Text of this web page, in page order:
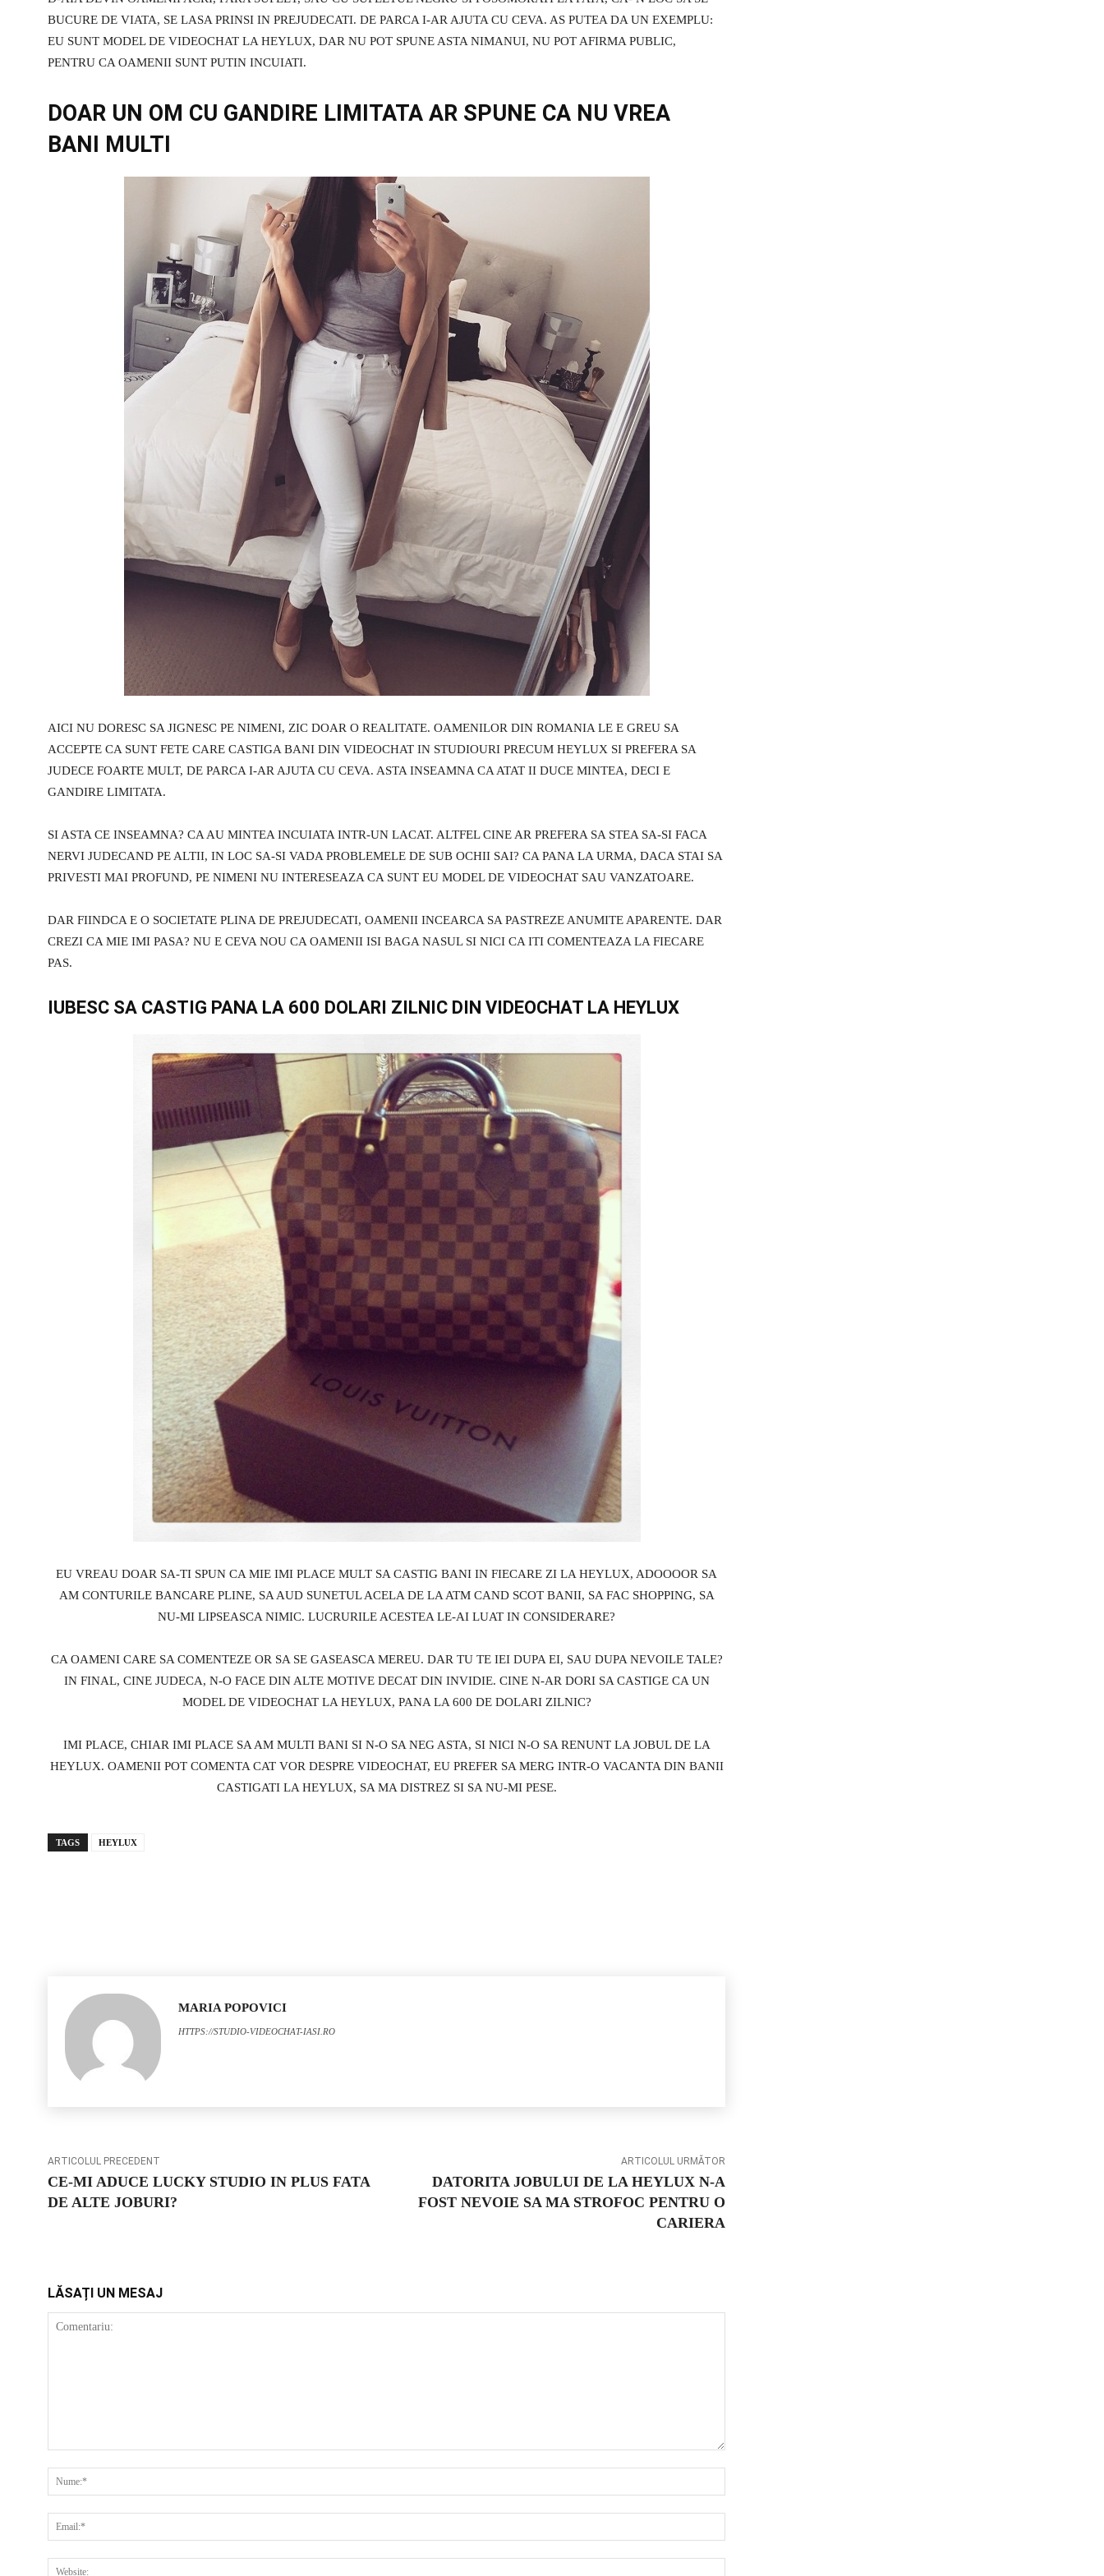
BUCURE DE VIATA, SE LASA PRINSI IN PREJUDECATI. DE PARCA I-AR AJUTA CU CEVA. AS PUTEA DA UN EXEMPLU:
EU SUNT MODEL DE VIDEOCHAT LA HEYLUX, DAR NU POT SPUNE ASTA NIMANUI, NU POT AFIRMA PUBLIC,
PENTRU CA OAMENII SUNT PUTIN INCUIATI.
DOAR UN OM CU GANDIRE LIMITATA AR SPUNE CA NU VREA
BANI MULTI
AICI NU DORESC SA JIGNESC PE NIMENI, ZIC DOAR O REALITATE. OAMENILOR DIN ROMANIA LE E GREU SA
ACCEPTE CA SUNT FETE CARE CASTIGA BANI DIN VIDEOCHAT IN STUDIOURI PRECUM HEYLUX SI PREFERA SA
JUDECE FOARTE MULT, DE PARCA I-AR AJUTA CU CEVA. ASTA INSEAMNA CA ATAT II DUCE MINTEA, DECI E
GANDIRE LIMITATA.
SI ASTA CE INSEAMNA? CA AU MINTEA INCUIATA INTR-UN LACAT. ALTFEL CINE AR PREFERA SA STEA SA-SI FACA
NERVI JUDECAND PE ALTII, IN LOC SA-SI VADA PROBLEMELE DE SUB OCHII SAI? CA PANA LA URMA, DACA STAI SA
PRIVESTI MAI PROFUND, PE NIMENI NU INTERESEAZA CA SUNT EU MODEL DE VIDEOCHAT SAU VANZATOARE.
DAR FIINDCA E O SOCIETATE PLINA DE PREJUDECATI, OAMENII INCEARCA SA PASTREZE ANUMITE APARENTE. DAR
CREZI CA MIE IMI PASA? NU E CEVA NOU CA OAMENII ISI BAGA NASUL SI NICI CA ITI COMENTEAZA LA FIECARE
PAS.
IUBESC SA CASTIG PANA LA 600 DOLARI ZILNIC DIN VIDEOCHAT LA HEYLUX
EU VREAU DOAR SA-TI SPUN CA MIE IMI PLACE MULT SA CASTIG BANI IN FIECARE ZI LA HEYLUX, ADOOOOR SA
AM CONTURILE BANCARE PLINE, SA AUD SUNETUL ACELA DE LA ATM CAND SCOT BANII, SA FAC SHOPPING, SA
NU-MI LIPSEASCA NIMIC. LUCRURILE ACESTEA LE-AI LUAT IN CONSIDERARE?
CA OAMENI CARE SA COMENTEZE OR SA SE GASEASCA MEREU. DAR TU TE IEI DUPA EI, SAU DUPA NEVOILE TALE?
IN FINAL, CINE JUDECA, N-O FACE DIN ALTE MOTIVE DECAT DIN INVIDIE. CINE N-AR DORI SA CASTIGE CA UN
MODEL DE VIDEOCHAT LA HEYLUX, PANA LA 600 DE DOLARI ZILNIC?
IMI PLACE, CHIAR IMI PLACE SA AM MULTI BANI SI N-O SA NEG ASTA, SI NICI N-O SA RENUNT LA JOBUL DE LA
HEYLUX. OAMENII POT COMENTA CAT VOR DESPRE VIDEOCHAT, EU PREFER SA MERG INTR-O VACANTA DIN BANII
CASTIGATI LA HEYLUX, SA MA DISTREZ SI SA NU-MI PESE.
TAGS HEYLUX
MARIA POPOVICI
HTTPS://STUDIO-VIDEOCHAT-IASI.RO
ARTICOLUL PRECEDENT
CE-MI ADUCE LUCKY STUDIO IN PLUS FATA
DE ALTE JOBURI?
ARTICOLUL URMĂTOR
DATORITA JOBULUI DE LA HEYLUX N-A
FOST NEVOIE SA MA STROFOC PENTRU O
CARIERA
LĂSAȚI UN MESAJ